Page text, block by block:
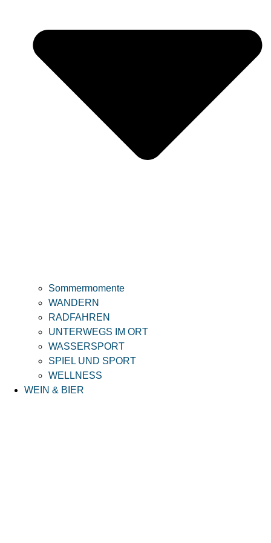
Sommermomente
WANDERN
RADFAHREN
UNTERWEGS IM ORT
WASSERSPORT
SPIEL UND SPORT
WELLNESS
WEIN & BIER